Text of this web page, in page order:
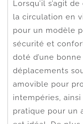
Lorsqu’il s’agit
la circulation en
pour un modèle
sécurité et
doté d’une
déplacements
amovible pour
intempéries,
pratique pour un